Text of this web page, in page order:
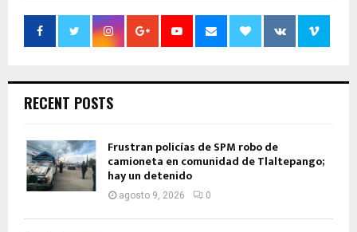
RECENT POSTS
Frustran policías de SPM robo de
camioneta en comunidad de Tlaltepango;
hay un detenido
agosto 9, 2026 0